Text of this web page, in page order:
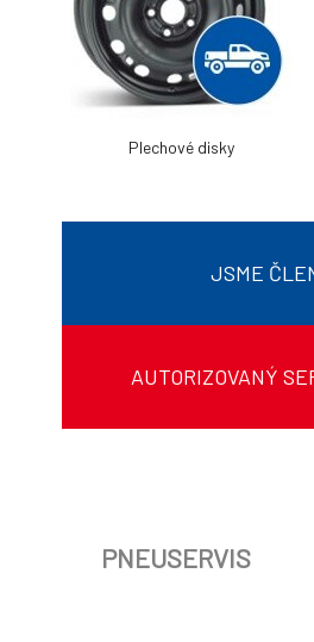
Plechové disky
JSME
AUTORIZOVANÝ
PNEUSERVIS